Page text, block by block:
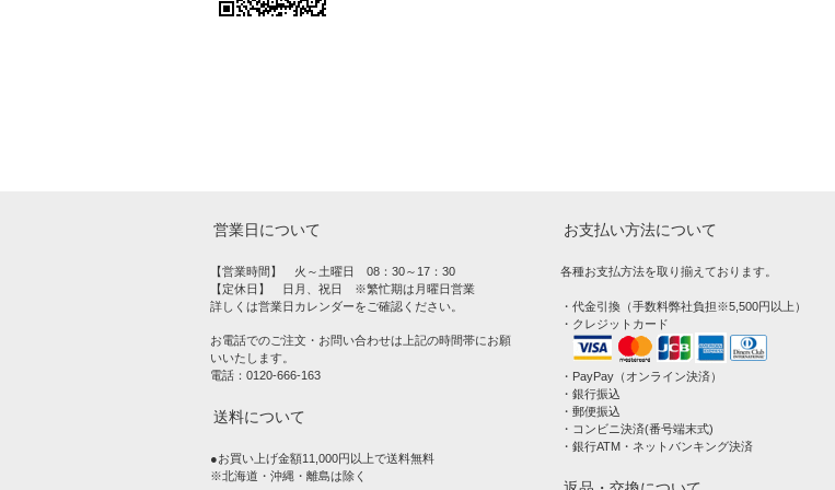
営業日について
【営業時間】 火～土曜日 08：30～17：30
【定休日】 日月、祝日 ※繁忙期は月曜日営業
詳しくは営業日カレンダーをご確認ください。
お電話でのご注文・お問い合わせは上記の時間帯にお願
いいたします。
電話：0120-666-163
送料について
●お買い上げ金額11,000円以上で送料無料
※北海道・沖縄・離島は除く
お支払い方法について
各種お支払方法を取り揃えております。
・代金引換（手数料弊社負担※5,500円以上）
・クレジットカード
・PayPay（オンライン決済）
・銀行振込
・郵便振込
・コンビニ決済(番号端末式)
・銀行ATM・ネットバンキング決済